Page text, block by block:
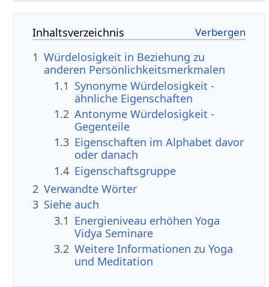
Inhaltsverzeichnis
1 Würdelosigkeit in Beziehung zu
anderen Persönlichkeitsmerkmalen
1.1 Synonyme Würdelosigkeit -
ähnliche Eigenschaften
1.2 Antonyme Würdelosigkeit -
Gegenteile
1.3 Eigenschaften im Alphabet davor
oder danach
1.4 Eigenschaftsgruppe
2 Verwandte Wörter
3 Siehe auch
3.1 Energieniveau erhöhen Yoga
Vidya Seminare
3.2 Weitere Informationen zu Yoga
und Meditation